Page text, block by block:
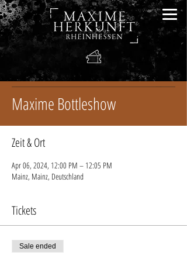
Maxime Bottleshow
Zeit & Ort
Apr 06, 2024, 12:00 PM – 12:05 PM
Mainz, Mainz, Deutschland
Tickets
Sale ended